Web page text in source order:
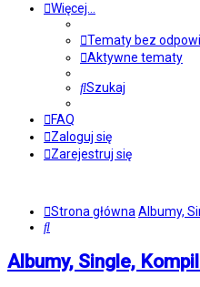
Więcej…
Tematy bez
Aktywne tematy
Szukaj
FAQ
Zaloguj się
Zarejestruj się
Strona główna Albumy,
Szukaj
Albumy, Single,